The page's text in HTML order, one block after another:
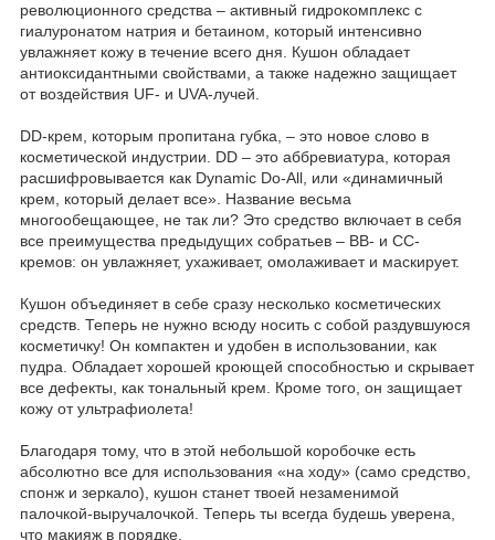
революционного средства – активный гидрокомплекс с
гиалуронатом натрия и бетаином, который интенсивно
увлажняет кожу в течение всего дня. Кушон обладает
антиоксидантными свойствами, а также надежно защищает
от воздействия UF- и UVA-лучей.
DD-крем, которым пропитана губка, – это новое слово в
косметической индустрии. DD – это аббревиатура, которая
расшифровывается как Dynamic Do-All, или «динамичный
крем, который делает все». Название весьма
многообещающее, не так ли? Это средство включает в себя
все преимущества предыдущих собратьев – ВВ- и СС-
кремов: он увлажняет, ухаживает, омолаживает и маскирует.
Кушон объединяет в себе сразу несколько косметических
средств. Теперь не нужно всюду носить с собой раздувшуюся
косметичку! Он компактен и удобен в использовании, как
пудра. Обладает хорошей кроющей способностью и скрывает
все дефекты, как тональный крем. Кроме того, он защищает
кожу от ультрафиолета!
Благодаря тому, что в этой небольшой коробочке есть
абсолютно все для использования «на ходу» (само средство,
спонж и зеркало), кушон станет твоей незаменимой
палочкой-выручалочкой. Теперь ты всегда будешь уверена,
что макияж в порядке.